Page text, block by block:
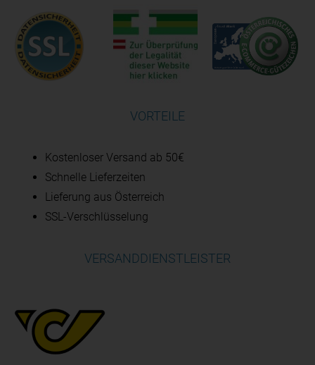
VORTEILE
Kostenloser Versand ab 50€
Schnelle Lieferzeiten
Lieferung aus Österreich
SSL-Verschlüsselung
VERSANDDIENSTLEISTER